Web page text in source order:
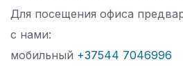
Для посещения офиса
с нами:
мобильный +37544 7046996